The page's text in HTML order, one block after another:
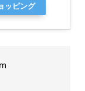
ッピング